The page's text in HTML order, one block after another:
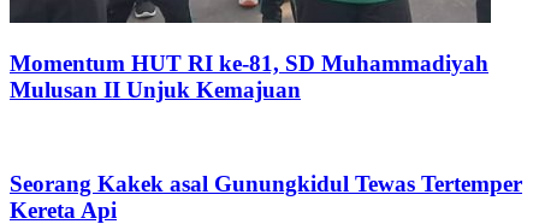
Momentum HUT RI ke-81, SD Muhammadiyah
Mulusan II Unjuk Kemajuan
Seorang Kakek asal Gunungkidul Tewas Tertemper
Kereta Api